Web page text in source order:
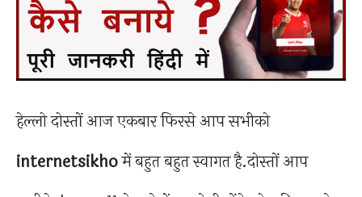
हेल्लो दोस्तों आज एकबार फिरसे आप सभीको
internetsikhoमें बहुत बहुत स्वागत है.दोस्तों आप